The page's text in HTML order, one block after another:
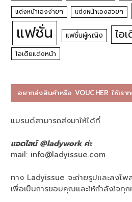
แต่งหน้าเองง่ายๆ แต่งหน้าเองสวยๆ
แฟชั่น แฟชั่นผู้หญิง ไอ
ไอเดียแต่งหน้า
อยากส่งสินค้าหรือ VOUCHER ให้เร
แบรนด์สามารถส่งมาให้ได้ที่
แอดไลน์ @ladywork ค่ะ
mail: info@ladyissue.com
ทาง Ladyissue จะถ่ายรูปและลงโ
เพื่อเป็นการขอบคุณและให้กำลังใจทุก